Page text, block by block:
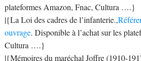
plateformes Amazon, Fnac, Cultura ….}
|{La Loi des cadres de l’infanterie.,
ouvrage. Disponible à l’achat sur les
Cultura ….}
|{Mémoires du maréchal Joffre (1910-